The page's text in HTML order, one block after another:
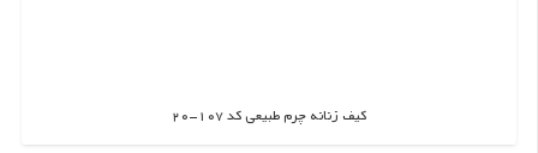
کیف زنانه چرم طبیعی کد 107-20
اطلاعات بیشتر